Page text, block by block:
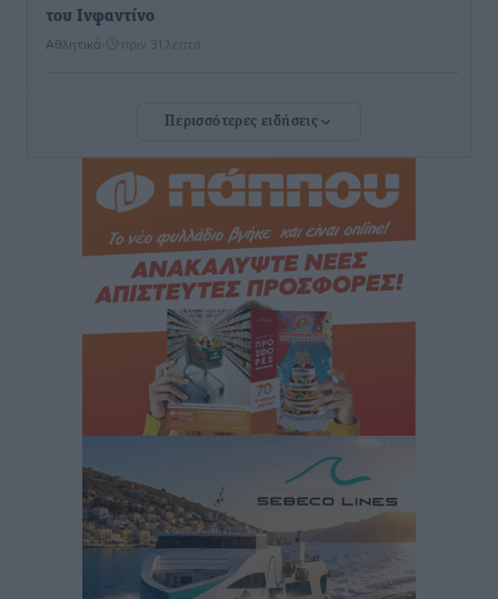
του Ινφαντίνο
Αθλητικά πριν 31 λεπτά
Basketball Festival
Αθλητικά• πριν 33 λεπτά
6ο Kalymnos 3X3: Ολοκληρώθηκε με μεγάλη επιτυχία,
νικητές οι VAR!
πριν 38 λεπτά
Νέα αεροσκάφη, drones, δασοκομάντος: Τι έχει
αλλάξει στην Πολιτική Προστασί
πριν 59 λεπτά
εξετάζουμε την θεσμοθέτηση τρίτης κατηγορίας
κινήτρων, ειδικά για τα νοσοκομεία στα νησιά”
Τοπικές Ειδήσεις• πριν 1 ώρα
Θετικό κλίμα και κοινό όραμα για την ανάδειξη της
Περισσότερες ειδήσεις